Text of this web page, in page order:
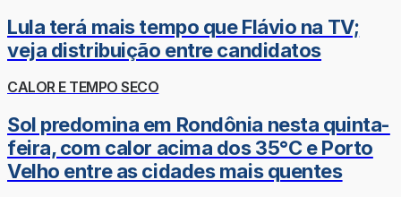
Lula terá mais tempo que Flávio na TV;
veja distribuição entre candidatos
CALOR E TEMPO SECO
Sol predomina em Rondônia nesta quinta-
feira, com calor acima dos 35°C e Porto
Velho entre as cidades mais quentes